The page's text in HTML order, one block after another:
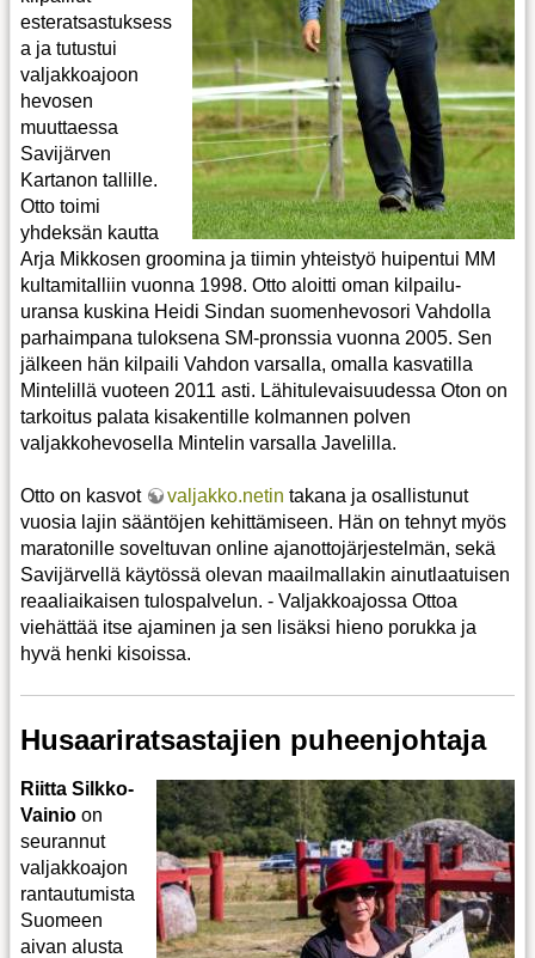
esteratsastuksess
a ja tutustui
valjakkoajoon
hevosen
muuttaessa
Savijärven
Kartanon tallille.
Otto toimi
yhdeksän kautta
Arja Mikkosen groomina ja tiimin yhteistyö huipentui MM
kultamitalliin vuonna 1998. Otto aloitti oman kilpailu-
uransa kuskina Heidi Sindan suomenhevosori Vahdolla
parhaimpana tuloksena SM-pronssia vuonna 2005. Sen
jälkeen hän kilpaili Vahdon varsalla, omalla kasvatilla
Mintelillä vuoteen 2011 asti. Lähitulevaisuudessa Oton on
tarkoitus palata kisakentille kolmannen polven
valjakkohevosella Mintelin varsalla Javelilla.
Otto on kasvot valjakko.netin takana ja osallistunut
vuosia lajin sääntöjen kehittämiseen. Hän on tehnyt myös
maratonille soveltuvan online ajanottojärjestelmän, sekä
Savijärvellä käytössä olevan maailmallakin ainutlaatuisen
reaaliaikaisen tulospalvelun. - Valjakkoajossa Ottoa
viehättää itse ajaminen ja sen lisäksi hieno porukka ja
hyvä henki kisoissa.
Husaariratsastajien puheenjohtaja
Riitta Silkko-
Vainio on
seurannut
valjakkoajon
rantautumista
Suomeen
aivan alusta